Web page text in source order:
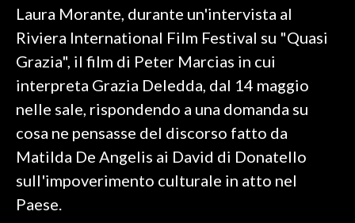
SARDI NEL MONDO
NOTIZIE
EVENTI
3 MINUTI CON
INSULARITÀ
INFO AZIENDE
Laura Morante, durante un'intervista al
Riviera International Film Festival su "Quasi
Grazia", il film di Peter Marcias in cui
interpreta Grazia Deledda, dal 14 maggio
nelle sale, rispondendo a una domanda su
cosa ne pensasse del discorso fatto da
Matilda De Angelis ai David di Donatello
sull'impoverimento culturale in atto nel
Paese.